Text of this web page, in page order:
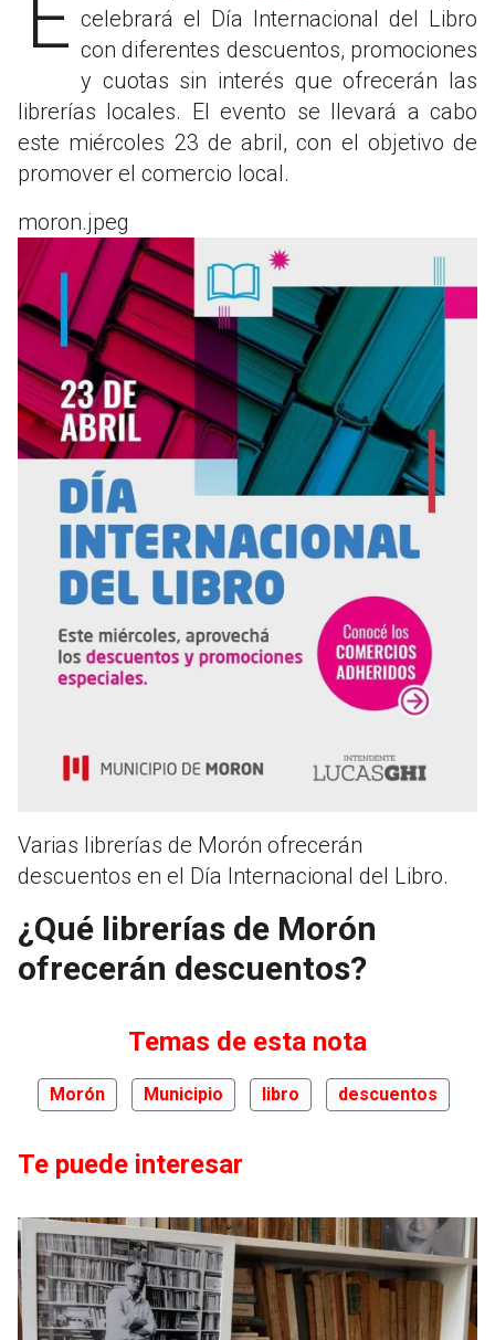
celebrará el Día Internacional del Libro
con diferentes descuentos, promociones
y cuotas sin interés que ofrecerán las
librerías locales. El evento se llevará a cabo
este miércoles 23 de abril, con el objetivo de
promover el comercio local.
moron.jpeg
Varias librerías de Morón ofrecerán
descuentos en el Día Internacional del Libro.
¿Qué librerías de Morón
ofrecerán descuentos?
Temas de esta nota
Morón Municipio libro descuentos
Te puede interesar